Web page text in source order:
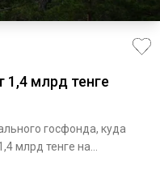
1,4 млрд тенге
госфонда, куда
млрд тенге на